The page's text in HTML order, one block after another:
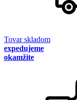
Tovar skladom
expedujeme
okamžite